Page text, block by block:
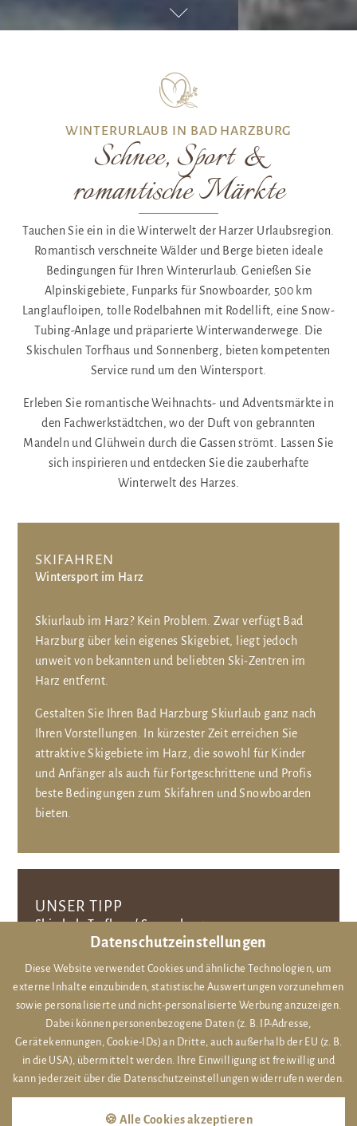
Datenschutzeinstellungen
Diese Website verwendet Cookies und ähnliche Technologien, um
externe Inhalte einzubinden, statistische Auswertungen vorzunehmen
sowie personalisierte und nicht-personalisierte Werbung anzuzeigen.
Dabei können personenbezogene Daten (z. B. IP-Adresse,
Gerätekennungen, Cookie-IDs) an Dritte, auch außerhalb der EU (z. B.
in die USA), übermittelt werden. Ihre Einwilligung ist freiwillig und
kann jederzeit über die Datenschutzeinstellungen widerrufen werden.
🍪 Alle Cookies akzeptieren
WINTERURLAUB IN BAD HARZBURG
Schnee, Sport &
romantische Märkte
Tauchen Sie ein in die Winterwelt der Harzer Urlaubsregion.
Romantisch verschneite Wälder und Berge bieten ideale
Bedingungen für Ihren Winterurlaub. Genießen Sie
Alpinskigebiete, Funparks für Snowboarder, 500 km
Langlaufloipen, tolle Rodelbahnen mit Rodellift, eine Snow-
Tubing-Anlage und präparierte Winterwanderwege. Die
Skischulen Torfhaus und Sonnenberg, bieten kompetenten
Service rund um den Wintersport.
Erleben Sie romantische Weihnachts- und Adventsmärkte in
den Fachwerkstädtchen, wo der Duft von gebrannten
Mandeln und Glühwein durch die Gassen strömt. Lassen Sie
sich inspirieren und entdecken Sie die zauberhafte
Winterwelt des Harzes.
SKIFAHREN
Wintersport im Harz
Skiurlaub im Harz? Kein Problem. Zwar verfügt Bad
Harzburg über kein eigenes Skigebiet, liegt jedoch
unweit von bekannten und beliebten Ski-Zentren im
Harz entfernt.
Gestalten Sie Ihren Bad Harzburg Skiurlaub ganz nach
Ihren Vorstellungen. In kürzester Zeit erreichen Sie
attraktive Skigebiete im Harz, die sowohl für Kinder
und Anfänger als auch für Fortgeschrittene und Profis
beste Bedingungen zum Skifahren und Snowboarden
bieten.
UNSER TIPP
Skischule Torfhaus/ Sonnenberg
Hier im Hotel Braunschweiger Hof haben Sie die
Möglichkeit, Ihre vorbestellten Ausrüstungen durch die
Skischule anliefern und nach Beendigung der
Ausleihzeit auch abholen zu lassen.
MEHR DETAILS